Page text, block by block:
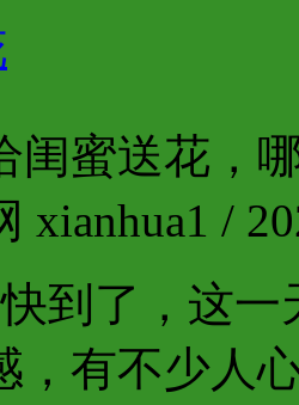
闺蜜送花，
xianhua1 /
到了，这
，有不少人